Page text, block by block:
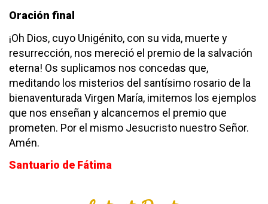
Oración final
¡Oh Dios, cuyo Unigénito, con su vida, muerte y
resurrección, nos mereció el premio de la salvación
eterna! Os suplicamos nos concedas que,
meditando los misterios del santísimo rosario de la
bienaventurada Virgen María, imitemos los ejemplos
que nos enseñan y alcancemos el premio que
prometen. Por el mismo Jesucristo nuestro Señor.
Amén.
Santuario de Fátima